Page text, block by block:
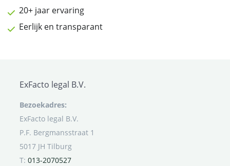
20+ jaar ervaring
Eerlijk en transparant
ExFacto legal B.V.
Bezoekadres:
ExFacto legal B.V.
P.F. Bergmansstraat 1
5017 JH Tilburg
T: 013-2070527